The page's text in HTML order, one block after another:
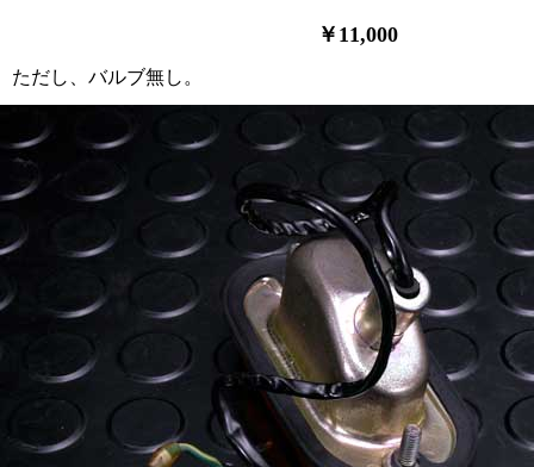
￥11,000
ただし、バルブ無し。